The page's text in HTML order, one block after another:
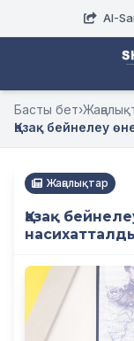
AI-
Басты бет›
Қазақ бейнелеу
Жаңалықтар
Қазақ